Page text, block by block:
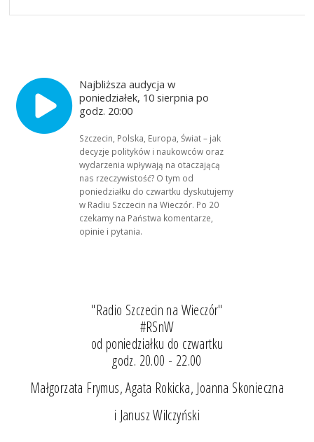
Najbliższa audycja w
poniedziałek, 10 sierpnia po
godz. 20:00
Szczecin, Polska, Europa, Świat – jak
decyzje polityków i naukowców oraz
wydarzenia wpływają na otaczającą
nas rzeczywistość? O tym od
poniedziałku do czwartku dyskutujemy
w Radiu Szczecin na Wieczór. Po 20
czekamy na Państwa komentarze,
opinie i pytania.
"Radio Szczecin na Wieczór"
#RSnW
od poniedziałku do czwartku
godz. 20.00 - 22.00
Małgorzata Frymus, Agata Rokicka, Joanna Skonieczna
i Janusz Wilczyński